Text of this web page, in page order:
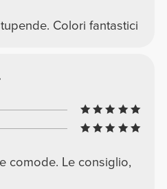
Colori fantastici
comode. Le consiglio,